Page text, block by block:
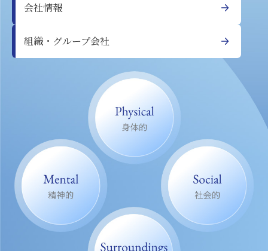
会社情報
組織・グループ会社